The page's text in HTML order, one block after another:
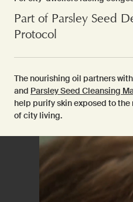
Part of Parsley Seed
Protocol
The nourishing oil partners with
and Parsley Seed Cleansing
help purify skin exposed to
of city living.
PDP Video Fullscreen Flowplayer